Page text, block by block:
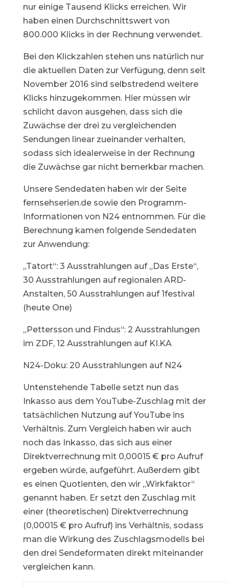
nur einige Tausend Klicks erreichen. Wir
haben einen Durchschnittswert von
800.000 Klicks in der Rechnung verwendet.
Bei den Klickzahlen stehen uns natürlich nur
die aktuellen Daten zur Verfügung, denn seit
November 2016 sind selbstredend weitere
Klicks hinzugekommen. Hier müssen wir
schlicht davon ausgehen, dass sich die
Zuwächse der drei zu vergleichenden
Sendungen linear zueinander verhalten,
sodass sich idealerweise in der Rechnung
die Zuwächse gar nicht bemerkbar machen.
Unsere Sendedaten haben wir der Seite
fernsehserien.de sowie den Programm-
Informationen von N24 entnommen. Für die
Berechnung kamen folgende Sendedaten
zur Anwendung:
„Tatort“: 3 Ausstrahlungen auf „Das Erste“,
30 Ausstrahlungen auf regionalen ARD-
Anstalten, 50 Ausstrahlungen auf 1festival
(heute One)
„Pettersson und Findus“: 2 Ausstrahlungen
im ZDF, 12 Ausstrahlungen auf KI.KA
N24-Doku: 20 Ausstrahlungen auf N24
Untenstehende Tabelle setzt nun das
Inkasso aus dem YouTube-Zuschlag mit der
tatsächlichen Nutzung auf YouTube ins
Verhältnis. Zum Vergleich haben wir auch
noch das Inkasso, das sich aus einer
Direktverrechnung mit 0,00015 € pro Aufruf
ergeben würde, aufgeführt. Außerdem gibt
es einen Quotienten, den wir „Wirkfaktor“
genannt haben. Er setzt den Zuschlag mit
einer (theoretischen) Direktverrechnung
(0,00015 € pro Aufruf) ins Verhältnis, sodass
man die Wirkung des Zuschlagsmodells bei
den drei Sendeformaten direkt miteinander
vergleichen kann.